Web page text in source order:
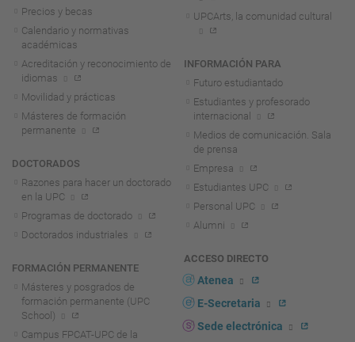
Precios y becas
Calendario y normativas
académicas
Acreditación y reconocimiento de
idiomas
Movilidad y prácticas
Másteres de formación
permanente
DOCTORADOS
Razones para hacer un doctorado
en la UPC
Programas de doctorado
Doctorados industriales
FORMACIÓN PERMANENTE
Másteres y posgrados de
formación permanente (UPC
School)
Campus FPCAT-UPC de la
UPCArts, la comunidad cultural
INFORMACIÓN PARA
Futuro estudiantado
Estudiantes y profesorado
internacional
Medios de comunicación. Sala
de prensa
Empresa
Estudiantes UPC
Personal UPC
Alumni
ACCESO DIRECTO
Atenea
E-Secretaria
Sede electrónica